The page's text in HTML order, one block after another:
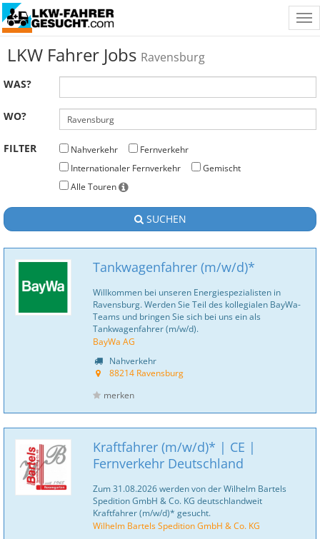
LKW Fahrer Jobs Ravensburg
WAS?
WO?
FILTER Nahverkehr
Fernverkehr
Internationaler Fernverkehr
Gemischt
Alle Touren
SUCHEN
Tankwagenfahrer (m/w/d)*
Willkommen bei unseren Energiespezialisten in
Ravensburg. Werden Sie Teil des kollegialen BayWa-
Teams und bringen Sie sich bei uns ein als
Tankwagenfahrer (m/w/d).
BayWa AG
Nahverkehr
88214 Ravensburg
merken
Kraftfahrer (m/w/d)* | CE |
Fernverkehr Deutschland
Zum 31.08.2026 werden von der Wilhelm Bartels
Spedition GmbH & Co. KG deutschlandweit
Kraftfahrer (m/w/d)* gesucht.
Wilhelm Bartels Spedition GmbH & Co. KG